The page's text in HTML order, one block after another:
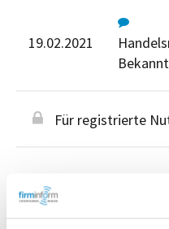
19.02.2021
Für registrierte